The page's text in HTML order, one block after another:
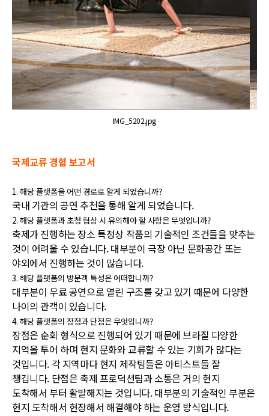
IMG_5202.jpg
국제교류 경험 보고서
1. 해당 플랫폼을 어떤 경로로 알게 되었습니까?
국내 기관의 공연 추천을 통해 알게 되었습니다.
2. 해당 플랫폼과 초청 협상 시 유의해야 할 사항은 무엇입니까?
축제가 진행하는 장소 특정상 작품의 기술적인 조건들을 맞추는
것이 어려울 수 있습니다. 대부분이 극장 아닌 문화공간 또는
야외에서 진행하는 것이 많습니다.
3. 해당 플랫폼의 방문객 특성은 어떠합니까?
대부분이 무료 공연으로 열린 구조를 갖고 있기 때문에 다양한
나이의 관객이 있습니다.
4. 해당 플랫폼의 장점과 단점은 무엇입니까?
장점은 순회 형식으로 진행되어 있기 때문에 브라질 다양한
지역을 투어 하며 현지 문화와 교류할 수 있는 기회가 많다는
것입니다. 각 지역마다 현지 제작팀들은 아티스트들 잘
챙깁니다. 단점은 축제 프로덕션팀과 소통은 거의 현지
도착해서 부터 활발해지는 것입니다. 대부분의 기술적인 부분은
현지 도착해서 현장해서 해결해야 하는 운영 방식입니다.